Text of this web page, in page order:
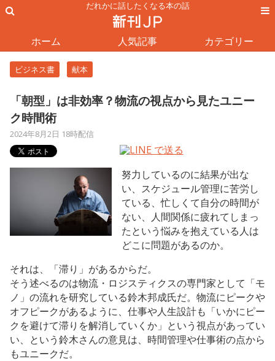
だれかに話したくなる本の話
ホーム 人気記事 カテゴリー
ビジネス書 献本
「朝型」は非効率？物流の視点から見たユニー
ク時間術
2024年8月2日 18時配信
努力しているのに結果が出な
い、スケジュール管理に苦労し
ている、忙しくて自分の時間が
ない、人間関係に疲れてしまっ
たという悩みを抱えている人は
どこに問題があるのか。
それは、「滞り」があるからだ。
そう述べるのは物流・ロジスティクスの専門家として「モ
ノ」の流れを研究している鈴木邦成氏だ。物流にピークや
オフピークがあるように、仕事や人生設計も「いかにピー
クを避けて滞りを解消していくか」という視点があってい
い、という鈴木さんの意見は、時間管理や仕事術の点から
もユニークだ。